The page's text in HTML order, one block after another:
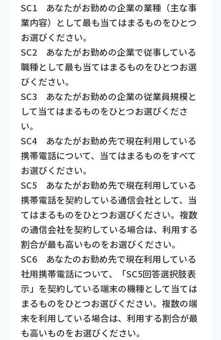
SC1 あなたがお勤めの企業の業種（主な事
業内容）として最も当てはまるものをひとつ
お選びください。
SC2 あなたがお勤めの企業で従事している
職種として最も当てはまるものをひとつお選
びください。
SC3 あなたがお勤めの企業の従業員規模と
して当てはまるものをひとつお選びくださ
い。
SC4 あなたがお勤め先で現在利用している
携帯電話について、当てはまるものをすべて
お選びください。
SC5 あなたがお勤め先で現在利用している
携帯電話を契約している通信会社として、当
てはまるものをひとつお選びください。複数
の通信会社を契約している場合は、利用する
割合が最も高いものをお選びください。
SC6 あなたのお勤め先で現在利用している
社用携帯電話について、「SC5回答選択肢表
示」を契約している端末の機種として当ては
まるものをひとつお選びください。複数の端
末を利用している場合は、利用する割合が最
も高いものをお選びください。